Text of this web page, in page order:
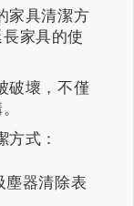
家具清潔方
家具的使
破壞，不僅
式：
塵器清除表